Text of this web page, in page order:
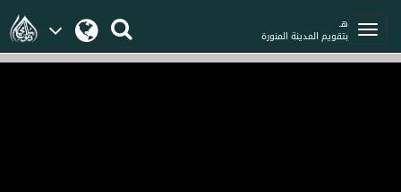
هـ
بتقويم المدينة المنورة